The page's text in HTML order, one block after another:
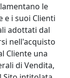
le
e i suoi Clienti
adottati dal
nell'acquisto
Cliente una
di Vendita,